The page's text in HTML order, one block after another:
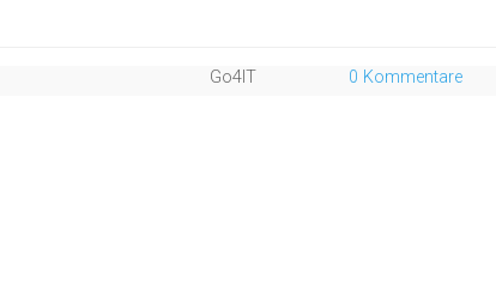
Go4IT 0 Kommentare